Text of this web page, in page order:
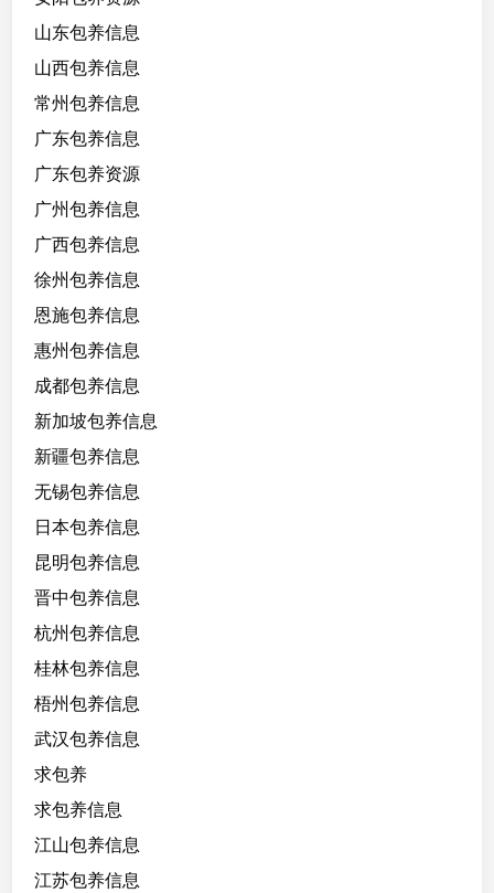
山东包养信息
山西包养信息
常州包养信息
广东包养信息
广东包养资源
广州包养信息
广西包养信息
徐州包养信息
恩施包养信息
惠州包养信息
成都包养信息
新加坡包养信息
新疆包养信息
无锡包养信息
日本包养信息
昆明包养信息
晋中包养信息
杭州包养信息
桂林包养信息
梧州包养信息
武汉包养信息
求包养
求包养信息
江山包养信息
江苏包养信息